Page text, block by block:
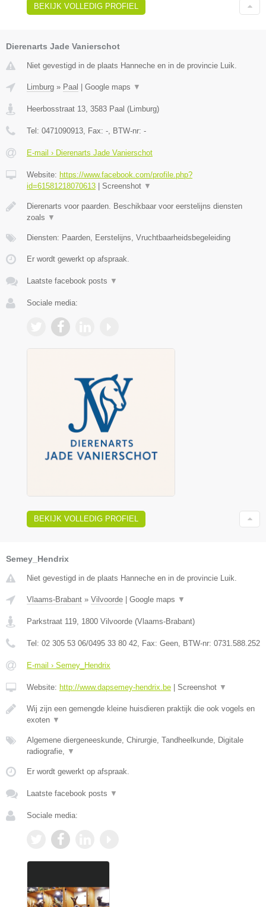
BEKIJK VOLLEDIG PROFIEL
Dierenarts Jade Vanierschot
Niet gevestigd in de plaats Hanneche en in de provincie Luik.
Limburg » Paal Google maps ▼
Heerbosstraat 13, 3583 Paal (Limburg)
Tel: 0471090913, Fax: -, BTW-nr: -
E-mail › Dierenarts Jade Vanierschot
Website: https://www.facebook.com/profile.php?
id=61581218070613
Screenshot ▼
Dierenarts voor paarden. Beschikbaar voor eerstelijns diensten
zoals ▼
Diensten: Paarden, Eerstelijns, Vruchtbaarheidsbegeleiding
Er wordt gewerkt op afspraak.
Laatste facebook posts ▼
Sociale media:
BEKIJK VOLLEDIG PROFIEL
Semey_Hendrix
Niet gevestigd in de plaats Hanneche en in de provincie Luik.
Vlaams-Brabant » Vilvoorde Google maps ▼
Parkstraat 119, 1800 Vilvoorde (Vlaams-Brabant)
Tel: 02 305 53 06/0495 33 80 42, Fax: Geen, BTW-nr: 0731.588.252
E-mail › Semey_Hendrix
Website: http://www.dapsemey-hendrix.be Screenshot ▼
Wij zijn een gemengde kleine huisdieren praktijk die ook vogels en
exoten ▼
Algemene diergeneeskunde, Chirurgie, Tandheelkunde, Digitale
radiografie, ▼
Er wordt gewerkt op afspraak.
Laatste facebook posts ▼
Sociale media: